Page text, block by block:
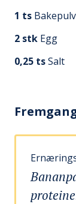
1 ts
2 stk Egg
0,25 tsSalt